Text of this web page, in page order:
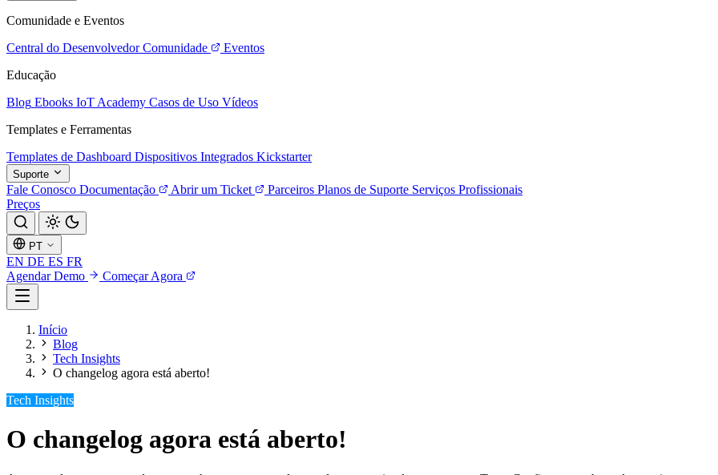
Comunidade e Eventos
Central do Desenvolvedor Comunidade
Eventos
Educação
Blog Ebooks IoT Academy Casos de Uso Vídeos
Templates e Ferramentas
Templates de Dashboard Dispositivos Integrados Kickstarter
Suporte
Fale Conosco Documentação Abrir um Ticket Parceiros Planos de Suporte Serviços Profissionais
Preços
PT
EN DE ES FR
Agendar Demo
Começar Agora
Início
Blog
Tech Insights
O changelog agora está aberto!
Tech Insights
O changelog agora está aberto!